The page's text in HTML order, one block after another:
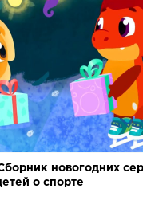
новогодних
о спорте